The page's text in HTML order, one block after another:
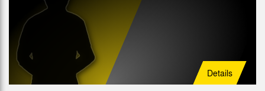
Details